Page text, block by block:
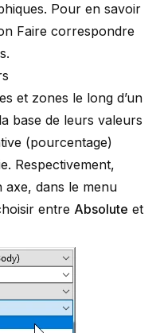
Pour en savoir
Faire correspondre
.
et zones le long d’un
base de leurs valeurs
(pourcentage)
Respectivement,
axe, dans le menu
entre Absolute et